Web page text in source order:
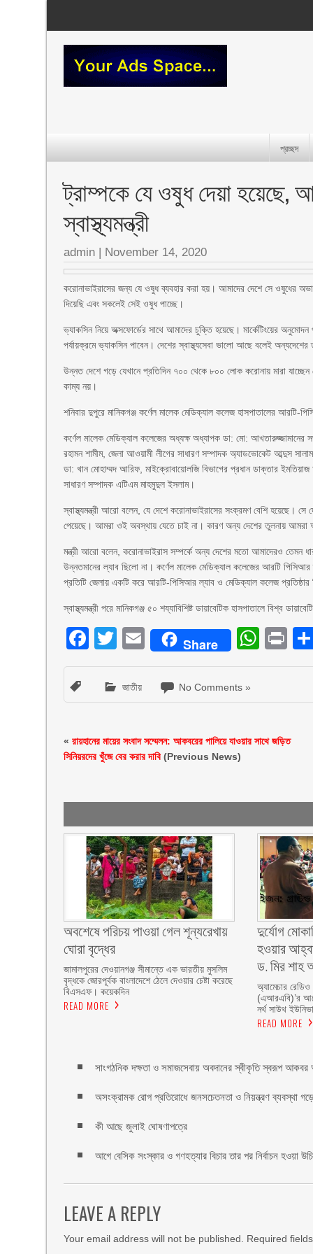
প্রচ্ছদ
ট্রাম্পকে যে ওষুধ দেয়া হয়েছে,
স্বাস্থ্যমন্ত্রী
admin | November 14, 2020
করোনাভাইরাসের জন্য যে ওষুধ ব্যবহার করা হয়। আমাদের দেশে সে ওষুধের
দিয়েছি এবং সকলেই সেই ওষুধ পাচ্ছে।
ভ্যাকসিন নিয়ে অক্সফোর্ডের সাথে আমাদের চুক্তি হয়েছে। মার্কেটিংয়ের
পর্যায়ক্রমে ভ্যাকসিন পাবেন। দেশের স্বাস্থ্যসেবা ভালো আছে বলেই
উন্নত দেশে গড়ে যেখানে প্রতিদিন ৭০০ থেকে ৮০০ লোক করোনায় মারা
কাম্য নয়।
শনিবার দুপুরে মানিকগঞ্জ কর্ণেল মালেক মেডিক্যাল কলেজ হাসপাতালের
কর্ণেল মালেক মেডিক্যাল কলেজের অধ্যক্ষ অধ্যাপক ডা: মো: আখতারুজ্জামানের
রহামন শামীম, জেলা আওয়ামী লীগের সাধারণ সম্পাদক অ্যাডভোকেট আব্দুস
ডা: খান মোহাম্মদ আরিফ, মাইক্রোবায়োলজি বিভাগের প্রধান ডাক্তার
সাধারণ সম্পাদক এটিএম মাহমুদুল ইসলাম।
স্বাস্থ্যমন্ত্রী আরো বলেন, যে দেশে করোনাভাইরাসের সংক্রমণ বেশি হয়েছে। সে
পেয়েছে। আমরা ওই অবস্থায় যেতে চাই না। কারণ অন্য দেশের তুলনায়
মন্ত্রী আরো বলেন, করোনাভাইরাস সম্পর্কে অন্য দেশের মতো আমাদেরও তেমন
উন্নতমানের ল্যাব ছিলো না। কর্ণেল মালেক মেডিক্যাল কলেজের আরটি
প্রতিটি জেলায় একটি করে আরটি-পিসিআর ল্যাব ও মেডিক্যাল কলেজ প্রতিষ্ঠার
স্বাস্থ্যমন্ত্রী পরে মানিকগঞ্জ ৫০ শয্যাবিশিষ্ট ডায়াবেটিক হাসপাতালে বিশ্ব
Facebook
Twitter
EmailShare
জাতীয় No Comments »
«রায়হানের মায়ের সংবাদ সম্মেলন: আকবরের পালিয়ে যাওয়ার সাথে জড়িত
সিনিয়রদের খুঁজে বের করার দাবি(Previous News)
অবশেষে পরিচয় পাওয়া গেল শূন্যরেখায়
ঘোরা বৃদ্ধের
জামালপুরের দেওয়ানগঞ্জ সীমান্তে এক ভারতীয় মুসলিম
বৃদ্ধকে জোরপূর্বক বাংলাদেশে ঠেলে দেওয়ার চেষ্টা করেছে
বিএসএফ। কয়েকদিন
READ MORE
দুর্যোগ
হওয়ার
ড. মির
অ্যামেচার
(এআরএবি)’র
নর্থ সাউথ
READ MORE
সাংগঠনিক দক্ষতা ও সমাজসেবায় অবদানের স্বীকৃতি স্বরূপ আকবর
অসংক্রামক রোগ প্রতিরোধে জনসচেতনতা ও নিয়ন্ত্রণ ব্যবস্থা
কী আছে জুলাই ঘোষণাপত্রে
আগে বেসিক সংস্কার ও গণহত্যার বিচার তার পর নির্বাচন হওয়া
LEAVE A REPLY
Your email address will not be published. Required